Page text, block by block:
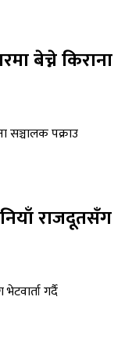
बेच्ने किराना
राजदूतसँग